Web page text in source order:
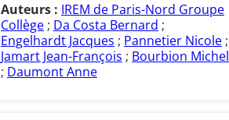
Auteurs : IREM de Paris-Nord Groupe
Collège; Da Costa Bernard ;
Engelhardt Jacques ; Pannetier Nicole;
Jamart Jean-François ; Bourbion Michel
; Daumont Anne